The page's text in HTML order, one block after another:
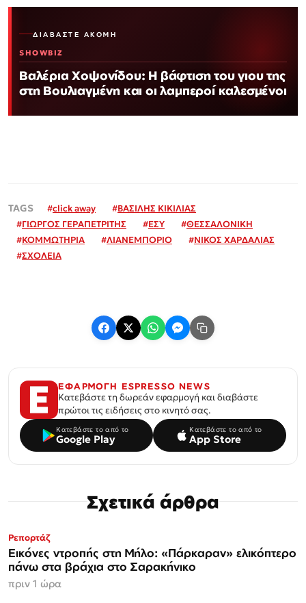
ΔΙΑΒΆΣΤΕ ΑΚΌΜΗ
SHOWBIZ
Βαλέρια Χοψονίδου: Η βάφτιση του γιου της
στη Βουλιαγμένη και οι λαμπεροί καλεσμένοι
#click away #ΒΑΣΙΛΗΣ ΚΙΚΙΛΙΑΣ
#ΓΙΩΡΓΟΣ ΓΕΡΑΠΕΤΡΙΤΗΣ #ΕΣΥ #ΘΕΣΣΑΛΟΝΙΚΗ
#ΚΟΜΜΩΤΗΡΙΑ #ΛΙΑΝΕΜΠΟΡΙΟ #ΝΙΚΟΣ ΧΑΡΔΑΛΙΑΣ
#ΣΧΟΛΕΙΑ
ΕΦΑΡΜΟΓΗ ESPRESSO NEWS
Κατεβάστε τη δωρεάν εφαρμογή και διαβάστε
πρώτοι τις ειδήσεις στο κινητό σας.
Κατεβάστε το από το
Google Play
Κατεβάστε το από το
App Store
Σχετικά άρθρα
Ρεπορτάζ
Εικόνες ντροπής στη Μήλο: «Πάρκαραν» ελικόπτερο
πάνω στα βράχια στο Σαρακήνικο
πριν 1 ώρα